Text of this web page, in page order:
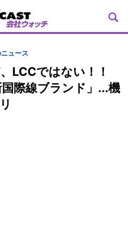
ュース
LCCではない！！
際線ブランド」...機